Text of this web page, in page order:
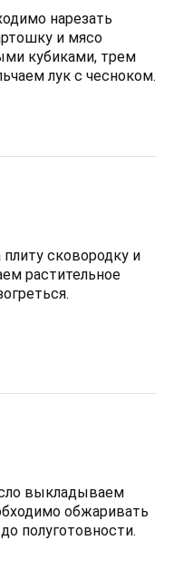
нарезать
и мясо
кубиками, трем
лук с чесноком.
сковородку и
растительное
выкладываем
обжаривать
полуготовности.